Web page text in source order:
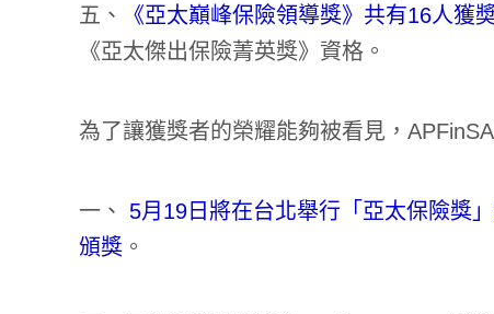
五、 《亞太巔峰保險領導獎》共有16人獲
《亞太傑出保險菁英獎》資格。
為了讓獲獎者的榮耀能夠被看見，
一、 5月19日將在台北舉行「亞太保險獎
頒獎 。